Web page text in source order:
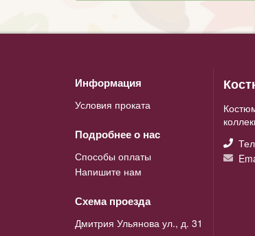
Информация
Условия проката
Подробнее о нас
Способы оплаты
Напишите нам
Схема проезда
Дмитрия Ульянова ул., д. 31